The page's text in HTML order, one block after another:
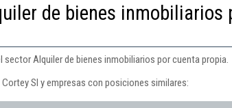
de bienes inmobiliarios
Alquiler de bienes inmobiliarios por cuenta propia.
Sl y empresas con posiciones similares: